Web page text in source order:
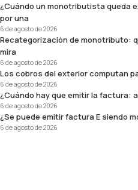
¿Cuándo un monotributista queda
por una
6 de agosto de 2026
Recategorización de monotributo:
mira
6 de agosto de 2026
Los cobros del exterior computan
6 de agosto de 2026
¿Cuándo hay que emitir la factura:
6 de agosto de 2026
¿Se puede emitir factura E siendo
6 de agosto de 2026